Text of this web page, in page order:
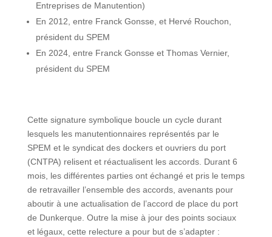
Entreprises de Manutention)
En 2012, entre Franck Gonsse, et Hervé Rouchon,
président du SPEM
En 2024, entre Franck Gonsse et Thomas Vernier,
président du SPEM
Cette signature symbolique boucle un cycle durant
lesquels les manutentionnaires représentés par le
SPEM et le syndicat des dockers et ouvriers du port
(CNTPA) relisent et réactualisent les accords. Durant 6
mois, les différentes parties ont échangé et pris le temps
de retravailler l’ensemble des accords, avenants pour
aboutir à une actualisation de l’accord de place du port
de Dunkerque. Outre la mise à jour des points sociaux
et légaux, cette relecture a pour but de s’adapter :